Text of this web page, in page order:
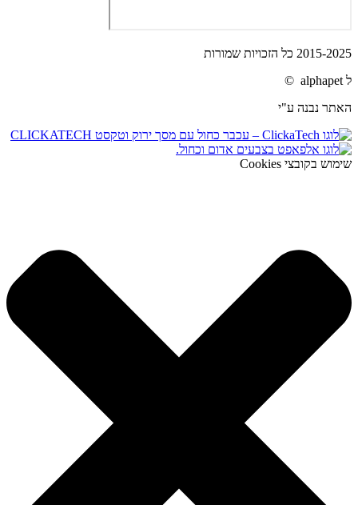
2015-2025 כל הזכויות שמורות
ל alphapet ©
האתר נבנה ע"י
שימוש בקובצי Cookies